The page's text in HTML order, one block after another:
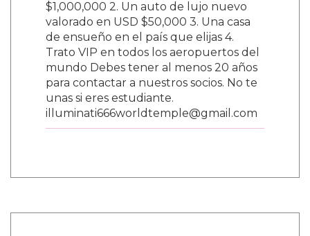
$1,000,000 2. Un auto de lujo nuevo
valorado en USD $50,000 3. Una casa
de ensueño en el país que elijas 4.
Trato VIP en todos los aeropuertos del
mundo Debes tener al menos 20 años
para contactar a nuestros socios. No te
unas si eres estudiante.
illuminati666worldtemple@gmail.com